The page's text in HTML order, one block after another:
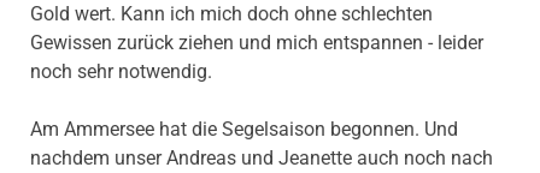
Gold wert. Kann ich mich doch ohne schlechten
Gewissen zurück ziehen und mich entspannen - leider
noch sehr notwendig.
Am Ammersee hat die Segelsaison begonnen. Und
nachdem unser Andreas und Jeanette auch noch nach